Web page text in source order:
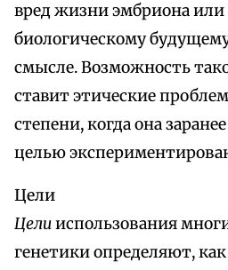
вред жизни эмбриона или
биологическому
смысле. Возможность
ставит этические
степени, когда она
целью
Цели
Целииспользования
генетики определяют, как